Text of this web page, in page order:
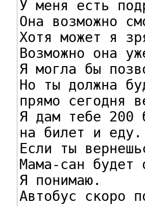
У меня есть
Она возможно
Хотя может я
Возможно она
Я могла бы
Но ты должна
прямо сегодня
Я дам тебе 200
на билет и еду.
Если ты
Мама-сан будет
Я понимаю.
Автобус скоро